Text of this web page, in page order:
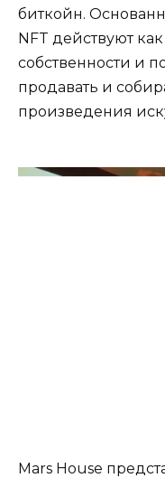
биткойн.
NFT действуют
собственности и
продавать и
произведения
Mars House